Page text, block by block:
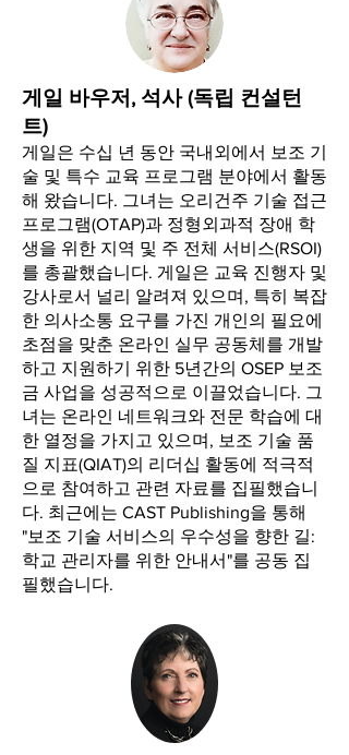
게일 바우저, 석사 (독립 컨설턴
트)
게일은 수십 년 동안 국내외에서 보조 기
술 및 특수 교육 프로그램 분야에서 활동
해 왔습니다. 그녀는 오리건주 기술 접근
프로그램(OTAP)과 정형외과적 장애 학
생을 위한 지역 및 주 전체 서비스(RSOI)
를 총괄했습니다. 게일은 교육 진행자 및
강사로서 널리 알려져 있으며, 특히 복잡
한 의사소통 요구를 가진 개인의 필요에
초점을 맞춘 온라인 실무 공동체를 개발
하고 지원하기 위한 5년간의 OSEP 보조
금 사업을 성공적으로 이끌었습니다. 그
녀는 온라인 네트워크와 전문 학습에 대
한 열정을 가지고 있으며, 보조 기술 품
질 지표(QIAT)의 리더십 활동에 적극적
으로 참여하고 관련 자료를 집필했습니
다. 최근에는 CAST Publishing을 통해
"보조 기술 서비스의 우수성을 향한 길:
학교 관리자를 위한 안내서"를 공동 집
필했습니다.